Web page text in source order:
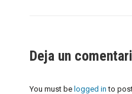
Deja un
You must be logged in to